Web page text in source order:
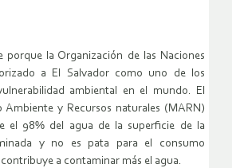
porque la Organización de las Naciones
a El Salvador como uno de los
ambiental en el mundo. El
Ambiente y Recursos naturales (MARN)
el 98% del agua de la superficie de la
y no es pata para el consumo
a contaminar más el agua.